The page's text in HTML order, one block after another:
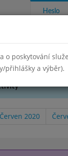
Heslo
Červen 2020
poskytování
přihlášky a výběr).